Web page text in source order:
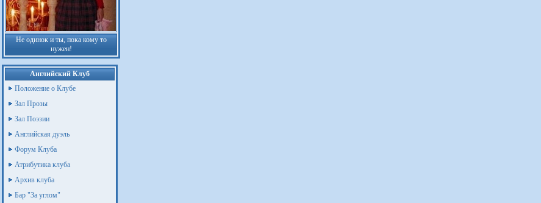
Не одинок и ты, пока кому то
нужен!
Английский Клуб
Положение о Клубе
Зал Прозы
Зал Поэзии
Английская дуэль
Форум Клуба
Атрибутика клуба
Архив клуба
Бар "За углом"